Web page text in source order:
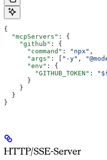
{
  "mcpServers"
: {
    "github"
: {
      "command"
: "npx" ,
      "args"
: [ "-y" ,
      "env"
: {
        "GITHUB_TOKEN"
:
      }
    }
  }
}
HTTP/SSE-Server